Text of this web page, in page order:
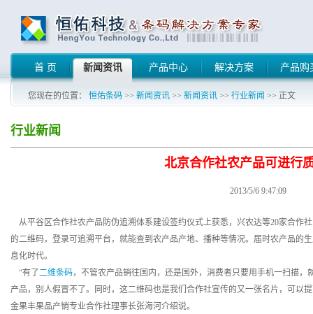
首 页 新闻资讯 产品中心 解决方案 产品购
您现在的位置： 恒佑条码 >> 新闻资讯 >> 新闻资讯 >> 行业新闻 >> 正文
行业新闻
北京合作社农产品可进行
2013/5/6 9:47:09
从平谷区合作社农产品防伪追溯体系建设签约仪式上获悉，兴农达等20家合作
的二维码，登录可追溯平台，就能查到农产品产地、播种等情况。届时农产品的
息化时代。
“有了二维条码，不管农产品销往国内，还是国外，消费者只要用手机一扫描
产品，别人假冒不了。同时，这二维码也是我们合作社宣传的又一张名片，可以
金果丰果品产销专业合作社理事长张海河介绍说。